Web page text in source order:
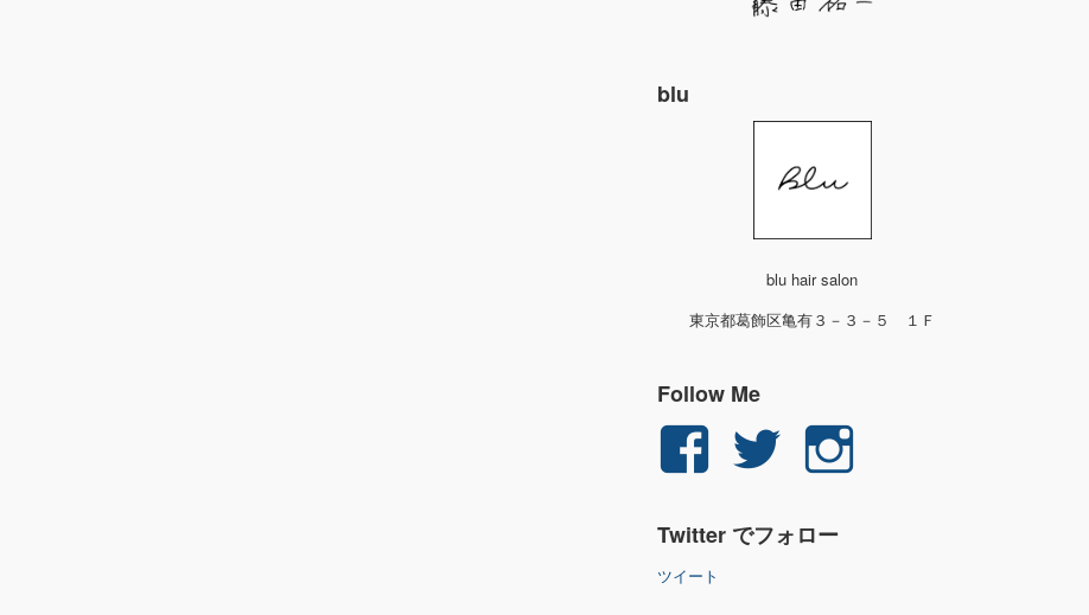
blu
blu hair salon
東京都葛飾区亀有３－３－５ １Ｆ
Follow Me
yuichi.fujita.351
ん
yu_1_fjt
ん
Twitter でフォロー
ツイート